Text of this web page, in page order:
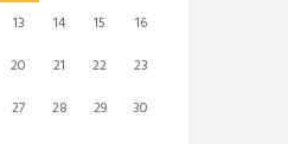
13 14 15
16
20 21 22
23
27 28 29
30